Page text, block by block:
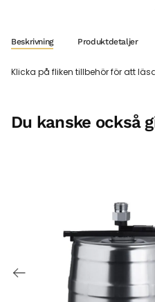
Beskrivning Produktdetaljer
Klicka på fliken tillbehör för att
Du kanske också